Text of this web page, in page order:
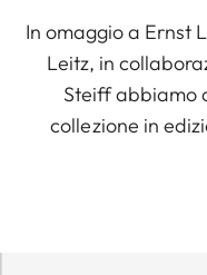
In omaggio a Ernst
Leitz, in
Steiff abbiamo
collezione in